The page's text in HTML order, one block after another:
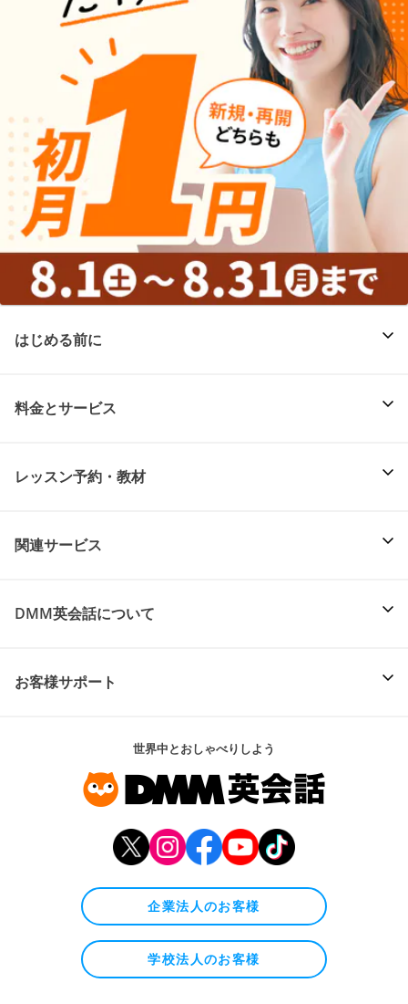
はじめる前に
料金とサービス
レッスン予約・教材
関連サービス
DMM英会話について
お客様サポート
世界中とおしゃべりしよう
企業法人のお客様
学校法人のお客様